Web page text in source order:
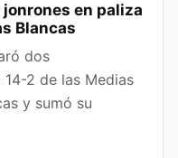
en paliza
Blancas
dos
2 de las Medias
y sumó su